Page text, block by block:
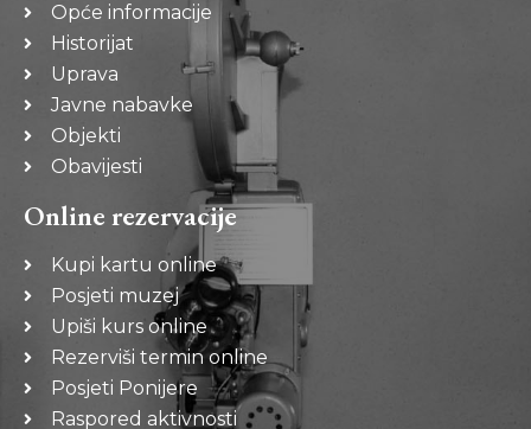
Opće informacije
Historijat
Uprava
Javne nabavke
Objekti
Obavijesti
Online rezervacije
Kupi kartu online
Posjeti muzej
Upiši kurs online
Rezerviši termin online
Posjeti Ponijere
Raspored aktivnosti